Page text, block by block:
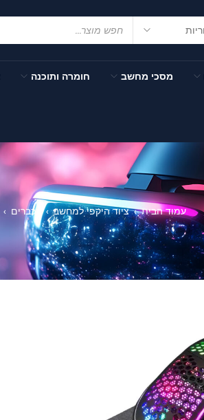
מסכי מחשב חומרה ותוכנה
עמוד הבית › ציוד היקפי למחשב › עכברים ›